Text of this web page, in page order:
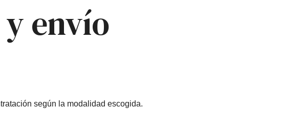
envío
según la modalidad escogida.